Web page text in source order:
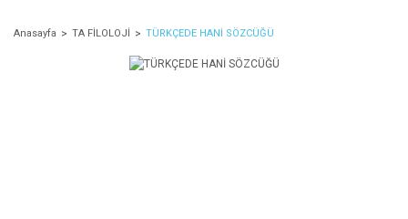
Anasayfa TA FİLOLOJİ TÜRKÇEDE HANİ SÖZCÜĞÜ